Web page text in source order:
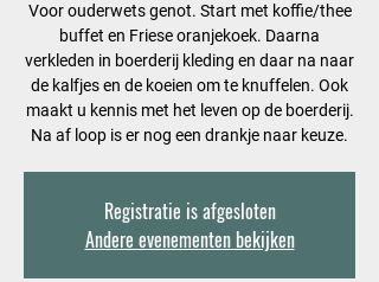
Voor ouderwets genot. Start met koffie/thee
buffet en Friese oranjekoek. Daarna
verkleden in boerderij kleding en daar na naar
de kalfjes en de koeien om te knuffelen. Ook
maakt u kennis met het leven op de boerderij.
Na af loop is er nog een drankje naar keuze.
Registratie is afgesloten
Andere evenementen bekijken